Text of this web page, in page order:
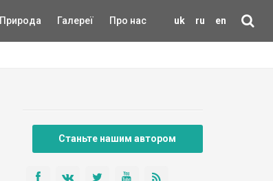
uk ru en
Природа Галереї Про нас
Станьте нашим автором